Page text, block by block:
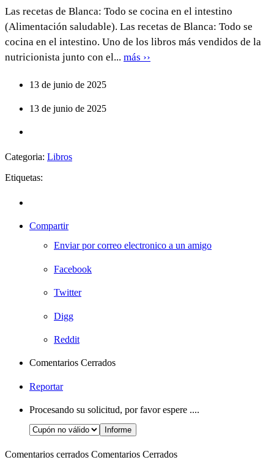
Las recetas de Blanca: Todo se cocina en el intestino
(Alimentación saludable). Las recetas de Blanca: Todo se
cocina en el intestino. Uno de los libros más vendidos de la
nutricionista junto con el... más ››
13 de junio de 2025
13 de junio de 2025
Categoria: Libros
Etiquetas:
Compartir
Enviar por correo electronico a un amigo
Facebook
Twitter
Digg
Reddit
Comentarios Cerrados
Reportar
Procesando su solicitud, por favor espere ....
Comentarios cerrados Comentarios Cerrados